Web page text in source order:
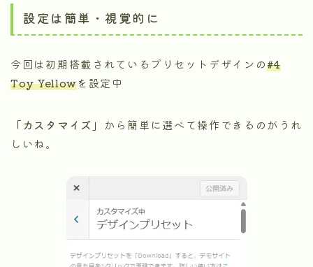
設定は簡単・視覚的に
今回は初期搭載されているプリセットデザインの#4
Toy Yellowを設定中
「カスタマイズ」
から簡単に選べて操作できるのがうれ
しいね。